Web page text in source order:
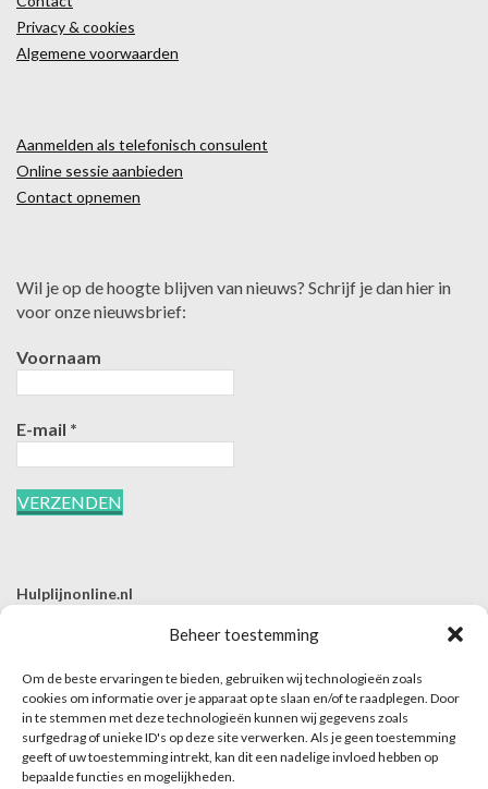
Beheer toestemming
Om de beste ervaringen te bieden, gebruiken wij technologieën zoals
cookies om informatie over je apparaat op te slaan en/of te raadplegen. Door
in te stemmen met deze technologieën kunnen wij gegevens zoals
surfgedrag of unieke ID's op deze site verwerken. Als je geen toestemming
geeft of uw toestemming intrekt, kan dit een nadelige invloed hebben op
bepaalde functies en mogelijkheden.
Privacy & cookies
Algemene voorwaarden
Aanmelden als telefonisch consulent
Online sessie aanbieden
Contact opnemen
Wil je op de hoogte blijven van nieuws? Schrijf je dan hier in
voor onze nieuwsbrief:
Voornaam
E-mail *
Hulplijnonline.nl
E | info@hulplijnonline.nl
Contactformulier
Over Hulplijnonline.nl
Het team van Hulplijnonline.nl